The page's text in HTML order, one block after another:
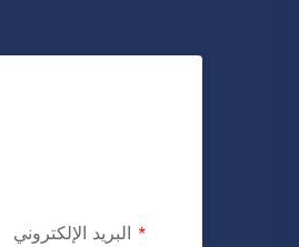
البريد الإلكتروني